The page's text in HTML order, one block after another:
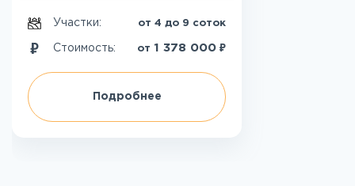
Участки: от 4 до 9 соток
Стоимость: от 1 378 000 ₽
Подробнее